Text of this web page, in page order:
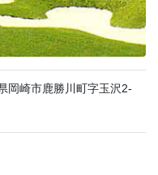
岡崎市鹿勝川町字玉沢2-